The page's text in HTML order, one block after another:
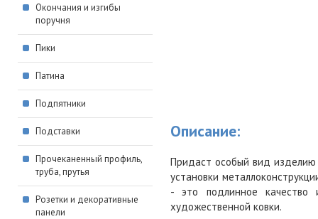
Окончания и изгибы
поручня
Пики
Патина
Подпятники
Подставки
Прочеканенный профиль,
труба, прутья
Розетки и декоративные
панели
Описание:
Придаст особый вид изделию
установки
- это подлинное качество
художественной ковки.